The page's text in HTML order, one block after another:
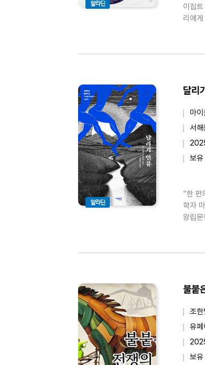
알라딘
이집
리에
알라딘
달리
마
서해
보유
“한
학자
왕립
불붙
조한
유페
보유